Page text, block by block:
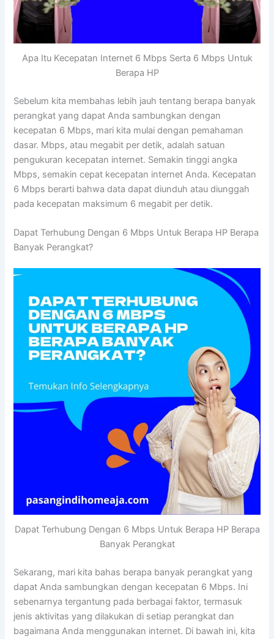
Apa Itu Kecepatan Internet 6 Mbps Serta 6 Mbps Untuk
Berapa HP
Sebelum kita membahas lebih jauh tentang berapa banyak
perangkat yang dapat Anda sambungkan dengan
kecepatan 6 Mbps, mari kita mulai dengan pemahaman
dasar. Mbps, atau megabit per detik, adalah satuan
pengukuran kecepatan internet. Semakin tinggi angka
Mbps, semakin cepat kecepatan internet Anda. Kecepatan
6 Mbps berarti bahwa data dapat diunduh atau diunggah
pada kecepatan maksimum 6 megabit per detik.
Dapat Terhubung Dengan 6 Mbps Untuk Berapa HP Berapa
Banyak Perangkat?
Dapat Terhubung Dengan 6 Mbps Untuk Berapa HP Berapa
Banyak Perangkat
Sekarang, mari kita bahas berapa banyak perangkat yang
dapat Anda sambungkan dengan kecepatan 6 Mbps. Ini
sebenarnya tergantung pada berbagai faktor, termasuk
jenis aktivitas yang dilakukan di setiap perangkat dan
bagaimana Anda menggunakan internet. Di bawah ini, kita